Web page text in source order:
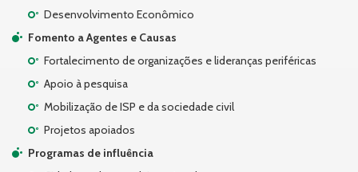
Desenvolvimento Econômico
Fomento a Agentes e Causas
Fortalecimento de organizações e lideranças periféricas
Apoio à pesquisa
Mobilização de ISP e da sociedade civil
Projetos apoiados
Programas de influência